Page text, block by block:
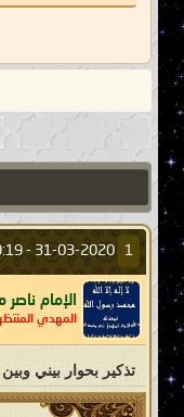
1
31-03-2020 -
AM
الإمام
المهدي المنتظر
تذكير بحوار بيني